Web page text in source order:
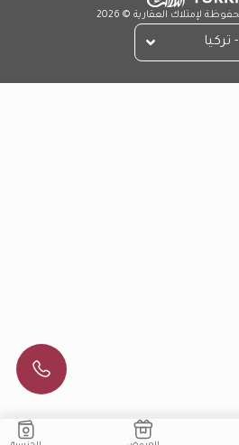
لإمتلاك العقارية © 2026